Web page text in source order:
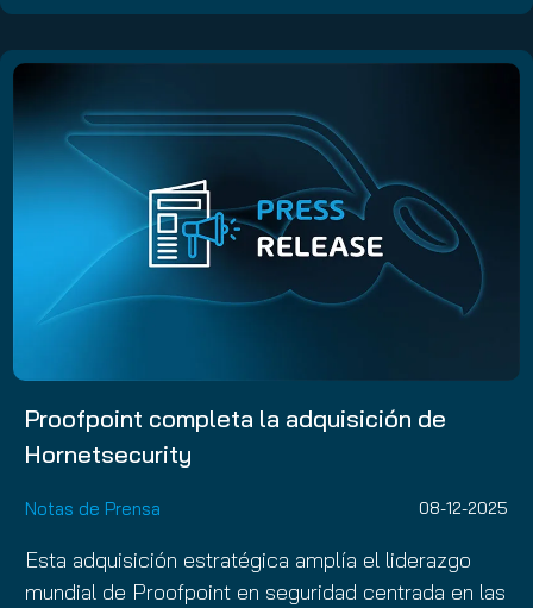
Proofpoint completa la adquisición de
Hornetsecurity
Notas de Prensa 08-12-2025
Esta adquisición estratégica amplía el liderazgo
mundial de Proofpoint en seguridad centrada en las